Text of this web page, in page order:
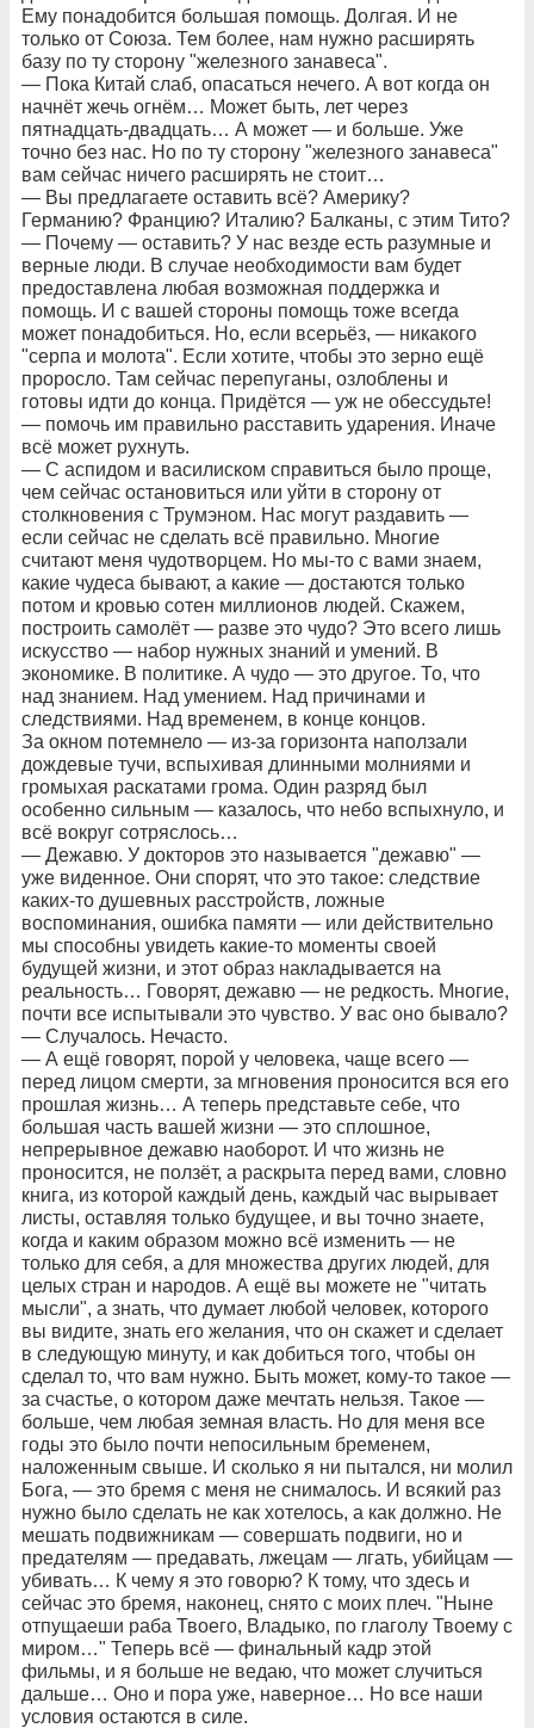
Ему понадобится большая помощь. Долгая. И не
только от Союза. Тем более, нам нужно расширять
базу по ту сторону "железного занавеса".
— Пока Китай слаб, опасаться нечего. А вот когда он
начнёт жечь огнём… Может быть, лет через
пятнадцать-двадцать… А может — и больше. Уже
точно без нас. Но по ту сторону "железного занавеса"
вам сейчас ничего расширять не стоит…
— Вы предлагаете оставить всё? Америку?
Германию? Францию? Италию? Балканы, с этим Тито?
— Почему — оставить? У нас везде есть разумные и
верные люди. В случае необходимости вам будет
предоставлена любая возможная поддержка и
помощь. И с вашей стороны помощь тоже всегда
может понадобиться. Но, если всерьёз, — никакого
"серпа и молота". Если хотите, чтобы это зерно ещё
проросло. Там сейчас перепуганы, озлоблены и
готовы идти до конца. Придётся — уж не обессудьте!
— помочь им правильно расставить ударения. Иначе
всё может рухнуть.
— С аспидом и василиском справиться было проще,
чем сейчас остановиться или уйти в сторону от
столкновения с Трумэном. Нас могут раздавить —
если сейчас не сделать всё правильно. Многие
считают меня чудотворцем. Но мы-то с вами знаем,
какие чудеса бывают, а какие — достаются только
потом и кровью сотен миллионов людей. Скажем,
построить самолёт — разве это чудо? Это всего лишь
искусство — набор нужных знаний и умений. В
экономике. В политике. А чудо — это другое. То, что
над знанием. Над умением. Над причинами и
следствиями. Над временем, в конце концов.
За окном потемнело — из-за горизонта наползали
дождевые тучи, вспыхивая длинными молниями и
громыхая раскатами грома. Один разряд был
особенно сильным — казалось, что небо вспыхнуло, и
всё вокруг сотряслось…
— Дежавю. У докторов это называется "дежавю" —
уже виденное. Они спорят, что это такое: следствие
каких-то душевных расстройств, ложные
воспоминания, ошибка памяти — или действительно
мы способны увидеть какие-то моменты своей
будущей жизни, и этот образ накладывается на
реальность… Говорят, дежавю — не редкость. Многие,
почти все испытывали это чувство. У вас оно бывало?
— Случалось. Нечасто.
— А ещё говорят, порой у человека, чаще всего —
перед лицом смерти, за мгновения проносится вся его
прошлая жизнь… А теперь представьте себе, что
большая часть вашей жизни — это сплошное,
непрерывное дежавю наоборот. И что жизнь не
проносится, не ползёт, а раскрыта перед вами, словно
книга, из которой каждый день, каждый час вырывает
листы, оставляя только будущее, и вы точно знаете,
когда и каким образом можно всё изменить — не
только для себя, а для множества других людей, для
целых стран и народов. А ещё вы можете не "читать
мысли", а знать, что думает любой человек, которого
вы видите, знать его желания, что он скажет и сделает
в следующую минуту, и как добиться того, чтобы он
сделал то, что вам нужно. Быть может, кому-то такое —
за счастье, о котором даже мечтать нельзя. Такое —
больше, чем любая земная власть. Но для меня все
годы это было почти непосильным бременем,
наложенным свыше. И сколько я ни пытался, ни молил
Бога, — это бремя с меня не снималось. И всякий раз
нужно было сделать не как хотелось, а как должно. Не
мешать подвижникам — совершать подвиги, но и
предателям — предавать, лжецам — лгать, убийцам —
убивать… К чему я это говорю? К тому, что здесь и
сейчас это бремя, наконец, снято с моих плеч. "Ныне
отпущаеши раба Твоего, Владыко, по глаголу Твоему с
миром…" Теперь всё — финальный кадр этой
фильмы, и я больше не ведаю, что может случиться
дальше… Оно и пора уже, наверное… Но все наши
условия остаются в силе.